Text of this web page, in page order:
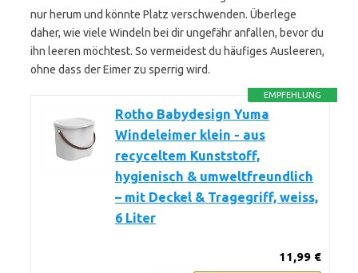
nur herum und könnte Platz verschwenden. Überlege
daher, wie viele Windeln bei dir ungefähr anfallen, bevor du
ihn leeren möchtest. So vermeidest du häufiges Ausleeren,
ohne dass der Eimer zu sperrig wird.
EMPFEHLUNG
Rotho Babydesign Yuma
Windeleimer klein - aus
recyceltem Kunststoff,
hygienisch & umweltfreundlich
– mit Deckel & Tragegriff, weiss,
6 Liter
11,99 €